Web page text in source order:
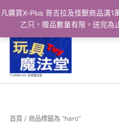
凡購買X-Plus 哥吉拉及怪獸商品滿1
乙只，贈品數量有限，送完為
ToyMahodo 玩具魔法堂
首頁 / 商品標籤為 “haro”